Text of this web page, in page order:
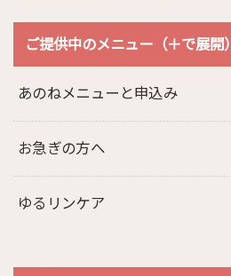
ご提供中のメニュー（＋で展開）
あのねメニューと申込み
お急ぎの方へ
ゆるリンケア